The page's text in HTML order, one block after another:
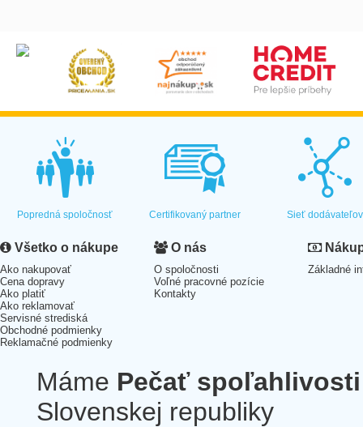
Popredná spoločnosť Certifikovaný partner Sieť dodávateľov
Všetko o nákupe
Ako nakupovať
Cena dopravy
Ako platiť
Ako reklamovať
Servisné strediská
Obchodné podmienky
Reklamačné podmienky
O nás
O spoločnosti
Voľné pracovné pozície
Kontakty
Základné
Máme Pečať spoľahlivosti
Slovenskej republiky